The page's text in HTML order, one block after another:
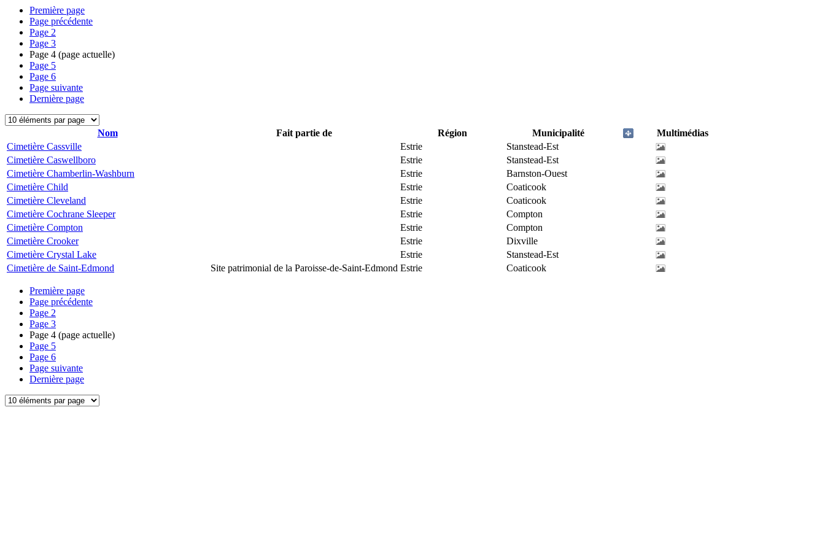
Première page
Page précédente
Page 2
Page 3
Page 4 (page actuelle)
Page 5
Page 6
Page suivante
Dernière page
Nom Fait partie de Région Municipalité
Multimédias
Cimetière Cassville
Estrie
Stanstead-Est
Cimetière Caswellboro
Estrie
Stanstead-Est
Cimetière Chamberlin-Washburn
Estrie
Barnston-Ouest
Cimetière Child
Estrie
Coaticook
Cimetière Cleveland
Estrie
Coaticook
Cimetière Cochrane Sleeper
Estrie
Compton
Cimetière Compton
Estrie
Compton
Cimetière Crooker
Estrie
Dixville
Cimetière Crystal Lake
Estrie
Stanstead-Est
Cimetière de Saint-Edmond
Site patrimonial de la Paroisse-de-Saint-Edmond Estrie Coaticook
Première page
Page précédente
Page 2
Page 3
Page 4 (page actuelle)
Page 5
Page 6
Page suivante
Dernière page